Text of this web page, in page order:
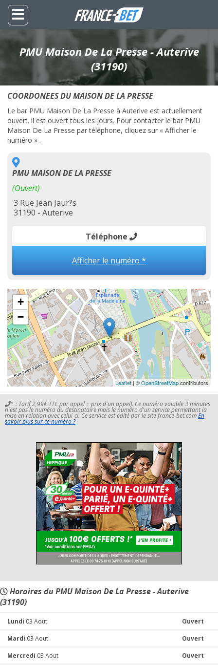
PMU Maison De La Presse - Auterive
(31190)
COORDONEES DU MAISON DE LA PRESSE
Le bar PMU Maison De La Presse à Auterive est actuellement
ouvert. il est ouvert tous les jours. Pour contacter le bar PMU
Maison De La Presse par téléphone, cliquez sur « Afficher le
numéro » .
PMU MAISON DE LA PRESSE
(Ouvert)
3 Rue Jean Jaur?s
31190 - Auterive
Téléphone
Afficher le numéro *
+
−
Leaflet| ©OpenStreetMapcontributors
* : Tarif 2,99€ TTC par appel + prix d'un appel). Ce numéro valable 3 minutes
n'est pas le numéro du destinataire mais le numéro d'un service permettant la
mise en relation avec celui-ci. Ce service est édité par le site france-bet.comEn
savoir plus sur ce numéro ?
Horaires du PMU Maison De La Presse - Auterive
(31190)
Lundi 03 Aout Ouvert
Mardi 03 Aout Ouvert
Mercredi 03 Aout Ouvert